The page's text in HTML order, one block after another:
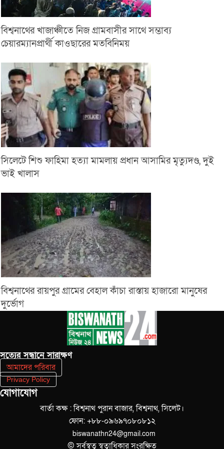
বিশ্বনাথের খাজাঞ্চীতে নিজ গ্রামবাসীর সাথে সম্ভাব্য
চেয়ারম্যানপ্রার্থী কাওছারের মতবিনিময়
সিলেটে শিশু ফাহিমা হত্যা মামলায় প্রধান আসামির মৃত্যুদণ্ড, দুই
ভাই খালাস
বিশ্বনাথের রায়পুর গ্রামের বেহাল কাঁচা রাস্তায় হাজারো মানুষের
দুর্ভোগ
সত‌্যের সন্ধানে সারাক্ষণ
আমাদের পরিবার
Privacy Policy
যোগাযোগ
বার্তা কক্ষ : বিশ্বনাথ পুরান বাজার, বিশ্বনাথ, সিলেট।
ফোন: +৮৮-০৯৬৯৭০৮০৮১২
biswanathn24@gmail.com
© সর্বস্বত্ব স্বত্বাধিকার সংরক্ষিত